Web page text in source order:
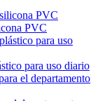
PVC
para uso diario